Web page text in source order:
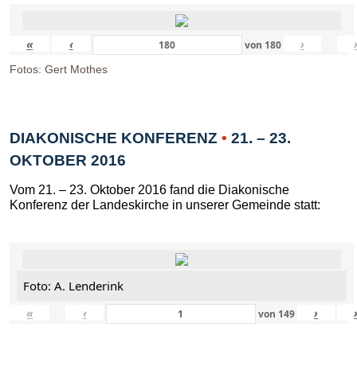
« ‹ von 180 ›
Fotos: Gert Mothes
DIAKONISCHE KONFERENZ • 21. – 23.
OKTOBER 2016
Vom 21. – 23. Oktober 2016 fand die Diakonische
Konferenz der Landeskirche in unserer Gemeinde statt:
Foto: A. Lenderink
«
‹ von 149 ›